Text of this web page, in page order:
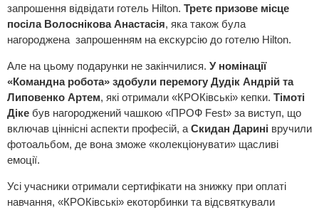
запрошення відвідати готель Hilton. Третє призове місце
посіла Волоснікова Анастасія, яка також була
нагороджена запрошенням на екскурсію до готелю Hilton.
Але на цьому подарунки не закінчилися. У номінації
«Командна робота» здобули перемогу Дудік Андрій та
Липовенко Артем, які отримали «КРОКівські» кепки. Тімоті
Діке був нагороджений чашкою «ПРОФ Fest» за виступ, що
включав ціннісні аспекти професій, аСкидан Дарині вручили
фотоальбом, де вона зможе «колекціонувати» щасливі
емоції.
Усі учасники отримали сертифікати на знижку при оплаті
навчання, «КРОКівські» екоторбинки та відсвяткували